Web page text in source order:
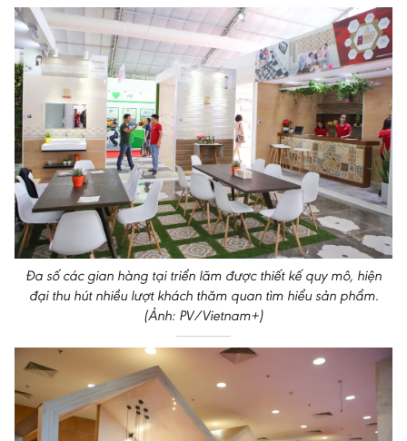
Đa số các gian hàng tại triển lãm được thiết kế quy mô, hiện
đại thu hút nhiều lượt khách thăm quan tìm hiểu sản phẩm.
(Ảnh: PV/Vietnam+)